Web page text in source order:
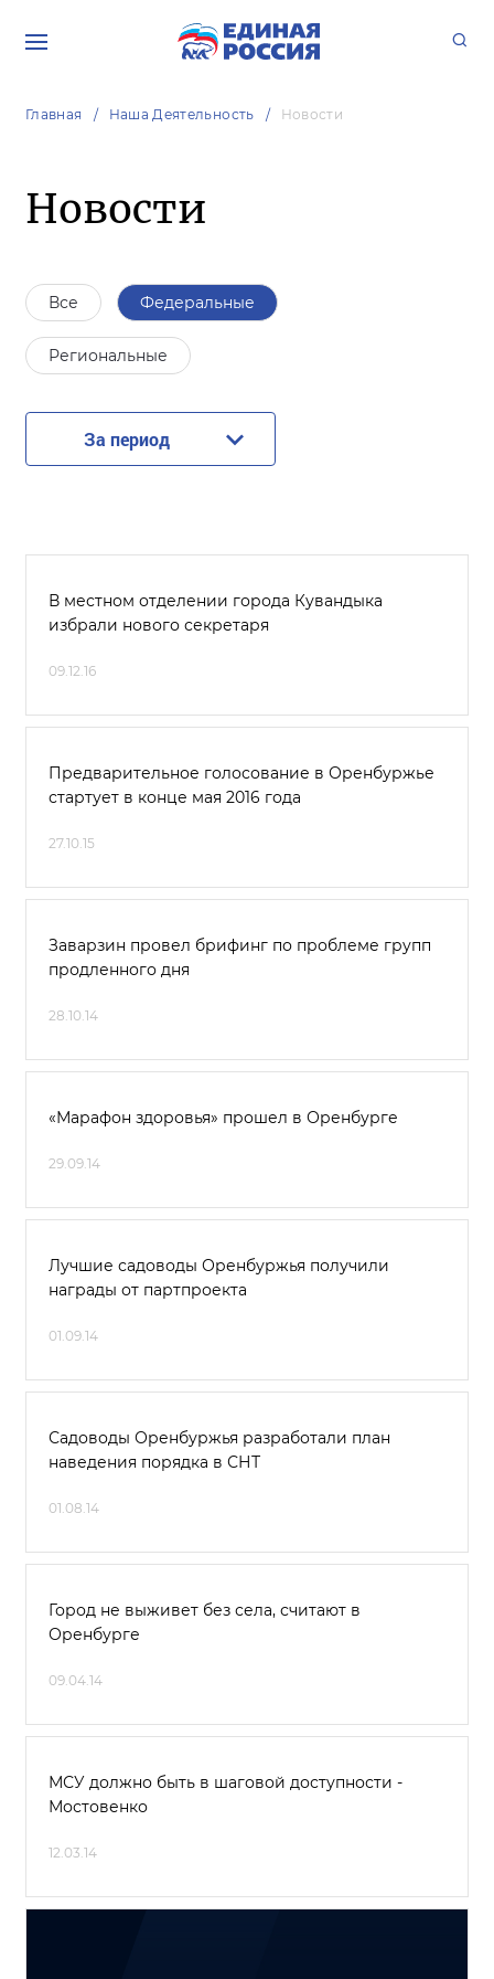
Главная Наша Деятельность Новости
Новости
Все Федеральные
Региональные
За период
В местном отделении города Кувандыка
избрали нового секретаря
09.12.16
Предварительное голосование в Оренбуржье
стартует в конце мая 2016 года
27.10.15
Заварзин провел брифинг по проблеме групп
продленного дня
28.10.14
«Марафон здоровья» прошел в Оренбурге
29.09.14
Лучшие садоводы Оренбуржья получили
награды от партпроекта
01.09.14
Садоводы Оренбуржья разработали план
наведения порядка в СНТ
01.08.14
Город не выживет без села, считают в
Оренбурге
09.04.14
МСУ должно быть в шаговой доступности -
Мостовенко
12.03.14